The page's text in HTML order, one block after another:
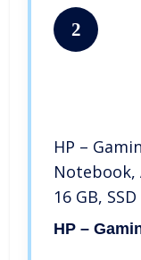
2
HP –
Notebook,
16 GB,
GTX 1660
HP –